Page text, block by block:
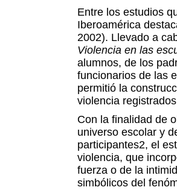
Entre los estudios
Iberoamérica
2002). Llevado a
Violencia en las
alumnos, de los
funcionarios de las
permitió la
violencia
Con la finalidad de
universo escolar y
participantes2, el
violencia, que
fuerza o de la
simbólicos del